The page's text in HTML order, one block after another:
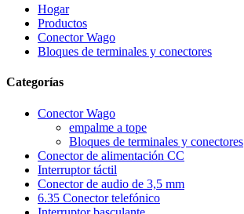
Hogar
Productos
Conector Wago
Bloques de terminales y conectores
Categorías
Conector Wago
empalme a tope
Bloques de terminales y conectores
Conector de alimentación CC
Interruptor táctil
Conector de audio de 3,5 mm
6.35 Conector telefónico